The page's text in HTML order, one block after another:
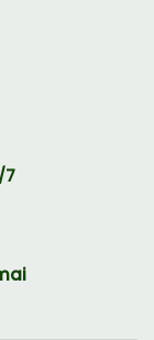
7